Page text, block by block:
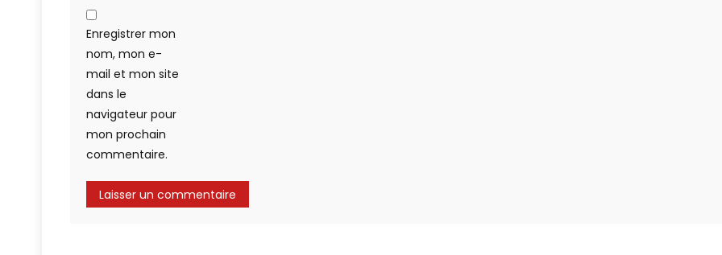
Enregistrer mon
nom, mon e-
mail et mon site
dans le
navigateur pour
mon prochain
commentaire.